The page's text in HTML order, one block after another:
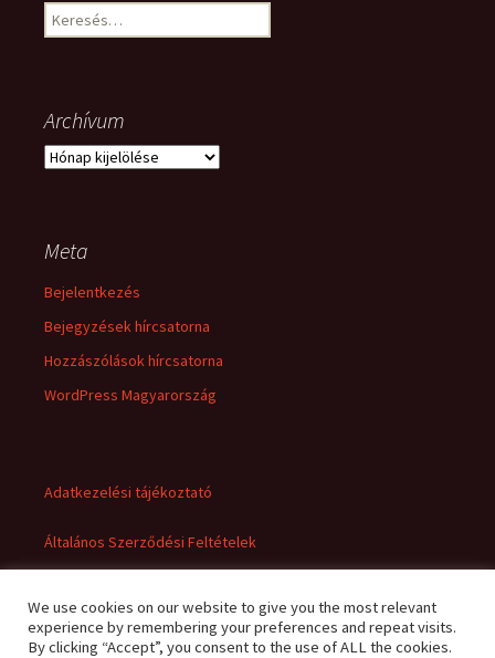
Keresés:
Archívum
Archívum
Meta
Bejelentkezés
Bejegyzések hírcsatorna
Hozzászólások hírcsatorna
WordPress Magyarország
Adatkezelési tájékoztató
Általános Szerződési Feltételek
We use cookies on our website to give you the most relevant
experience by remembering your preferences and repeat visits.
By clicking “Accept”, you consent to the use of ALL the cookies.